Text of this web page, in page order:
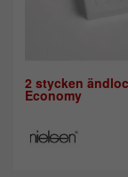
2 stycken
Economy